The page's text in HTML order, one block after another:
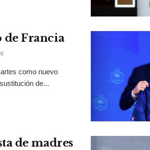
de Francia
como nuevo
de...
de madres